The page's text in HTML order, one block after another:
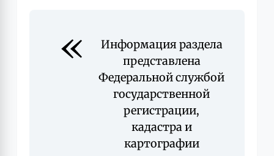
Информация раздела
представлена
Федеральной службой
государственной
регистрации,
кадастра и
картографии